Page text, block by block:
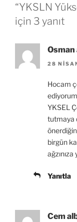
“YKSLN
için 3 yanıt
28
Hocam
YKSEL
tutmaya
birgün
Yanıtla
Cem